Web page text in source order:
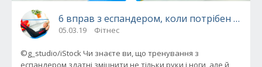
6 вправ з еспандером, коли потрібен
05.03.19 Фітнес
©g_studio/iStock Чи знаєте ви, що тренування з
еспандером здатні зміцнити не тільки руки і ноги, але й